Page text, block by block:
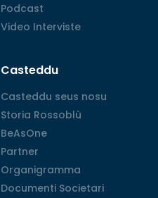
Podcast
Podcast
Video Interviste
Video Interviste
Casteddu
Casteddu seus nosu
Casteddu seus nosu
Storia Rossoblù
Storia Rossoblù
BeAsOne
BeAsOne
Partner
Partner
Organigramma
Organigramma
Documenti Societari
Documenti Societari